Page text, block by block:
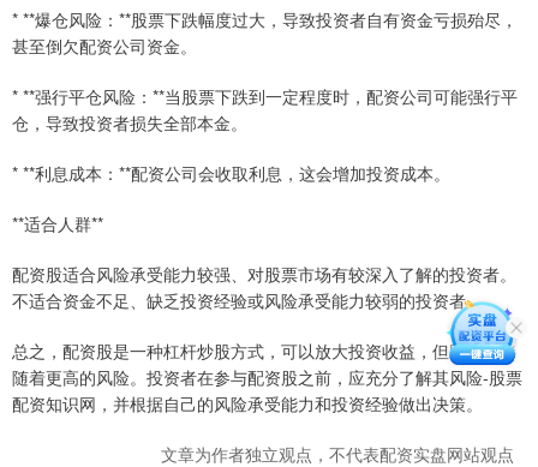
* **爆仓风险：**股票下跌幅度过大，导致投资者自有资金亏损殆尽，
甚至倒欠配资公司资金。
* **强行平仓风险：**当股票下跌到一定程度时，配资公司可能强行平
仓，导致投资者损失全部本金。
* **利息成本：**配资公司会收取利息，这会增加投资成本。
**适合人群**
配资股适合风险承受能力较强、对股票市场有较深入了解的投资者。
不适合资金不足、缺乏投资经验或风险承受能力较弱的投资者。
总之，配资股是一种杠杆炒股方式，可以放大投资收益，但同时也伴
随着更高的风险。投资者在参与配资股之前，应充分了解其风险-股票
配资知识网，并根据自己的风险承受能力和投资经验做出决策。
文章为作者独立观点，不代表配资实盘网站观点